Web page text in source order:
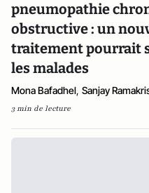
pneumopathie
obstructive : un
traitement pourrait
les malades
Mona Bafadhel, Sanjay
3 min de lecture